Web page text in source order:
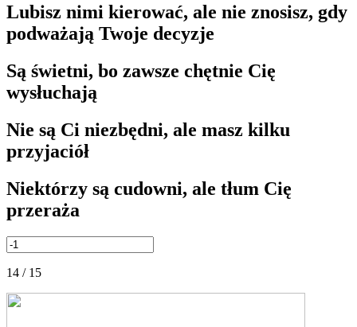
Lubisz nimi kierować, ale nie znosisz, gdy
podważają Twoje decyzje
Są świetni, bo zawsze chętnie Cię
wysłuchają
Nie są Ci niezbędni, ale masz kilku
przyjaciół
Niektórzy są cudowni, ale tłum Cię
przeraża
14 / 15